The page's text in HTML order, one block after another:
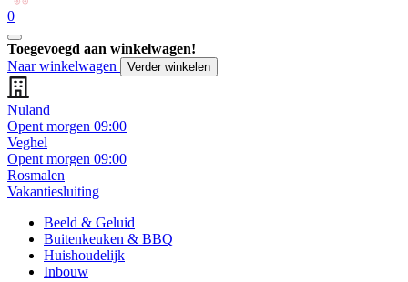
0
Toegevoegd aan winkelwagen!
Naar winkelwagen
Verder winkelen
Nuland
Opent morgen 09:00
Veghel
Opent morgen 09:00
Rosmalen
Vakantiesluiting
Beeld & Geluid
Buitenkeuken & BBQ
Huishoudelijk
Inbouw